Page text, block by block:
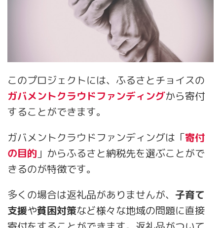
このプロジェクトには、ふるさとチョイスの
ガバメントクラウドファンディングから寄付
することができます。
ガバメントクラウドファンディングは「寄付
の目的 」からふるさと納税先を選ぶことがで
きるのが特徴です。
多くの場合は返礼品がありませんが、 子育て
支援や貧困対策など様々な地域の問題に直接